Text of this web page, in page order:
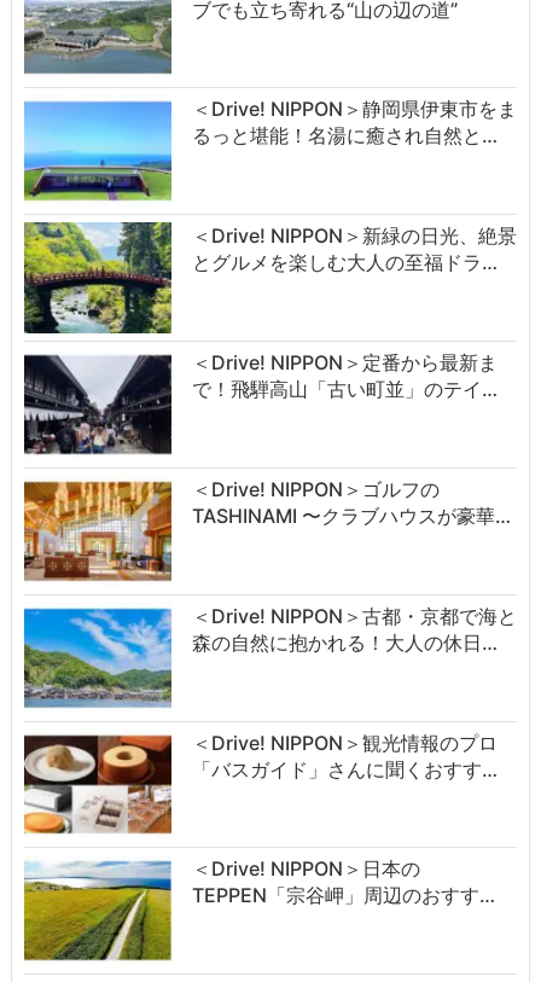
ブでも立ち寄れる“山の辺の道”
＜Drive! NIPPON＞静岡県伊東市をま
るっと堪能！名湯に癒され自然と…
＜Drive! NIPPON＞新緑の日光、絶景
とグルメを楽しむ大人の至福ドラ…
＜Drive! NIPPON＞定番から最新ま
で！飛騨高山「古い町並」のテイ…
＜Drive! NIPPON＞ゴルフの
TASHINAMI 〜クラブハウスが豪華…
＜Drive! NIPPON＞古都・京都で海と
森の自然に抱かれる！大人の休日…
＜Drive! NIPPON＞観光情報のプロ
「バスガイド」さんに聞くおすす…
＜Drive! NIPPON＞日本の
TEPPEN「宗谷岬」周辺のおすす…